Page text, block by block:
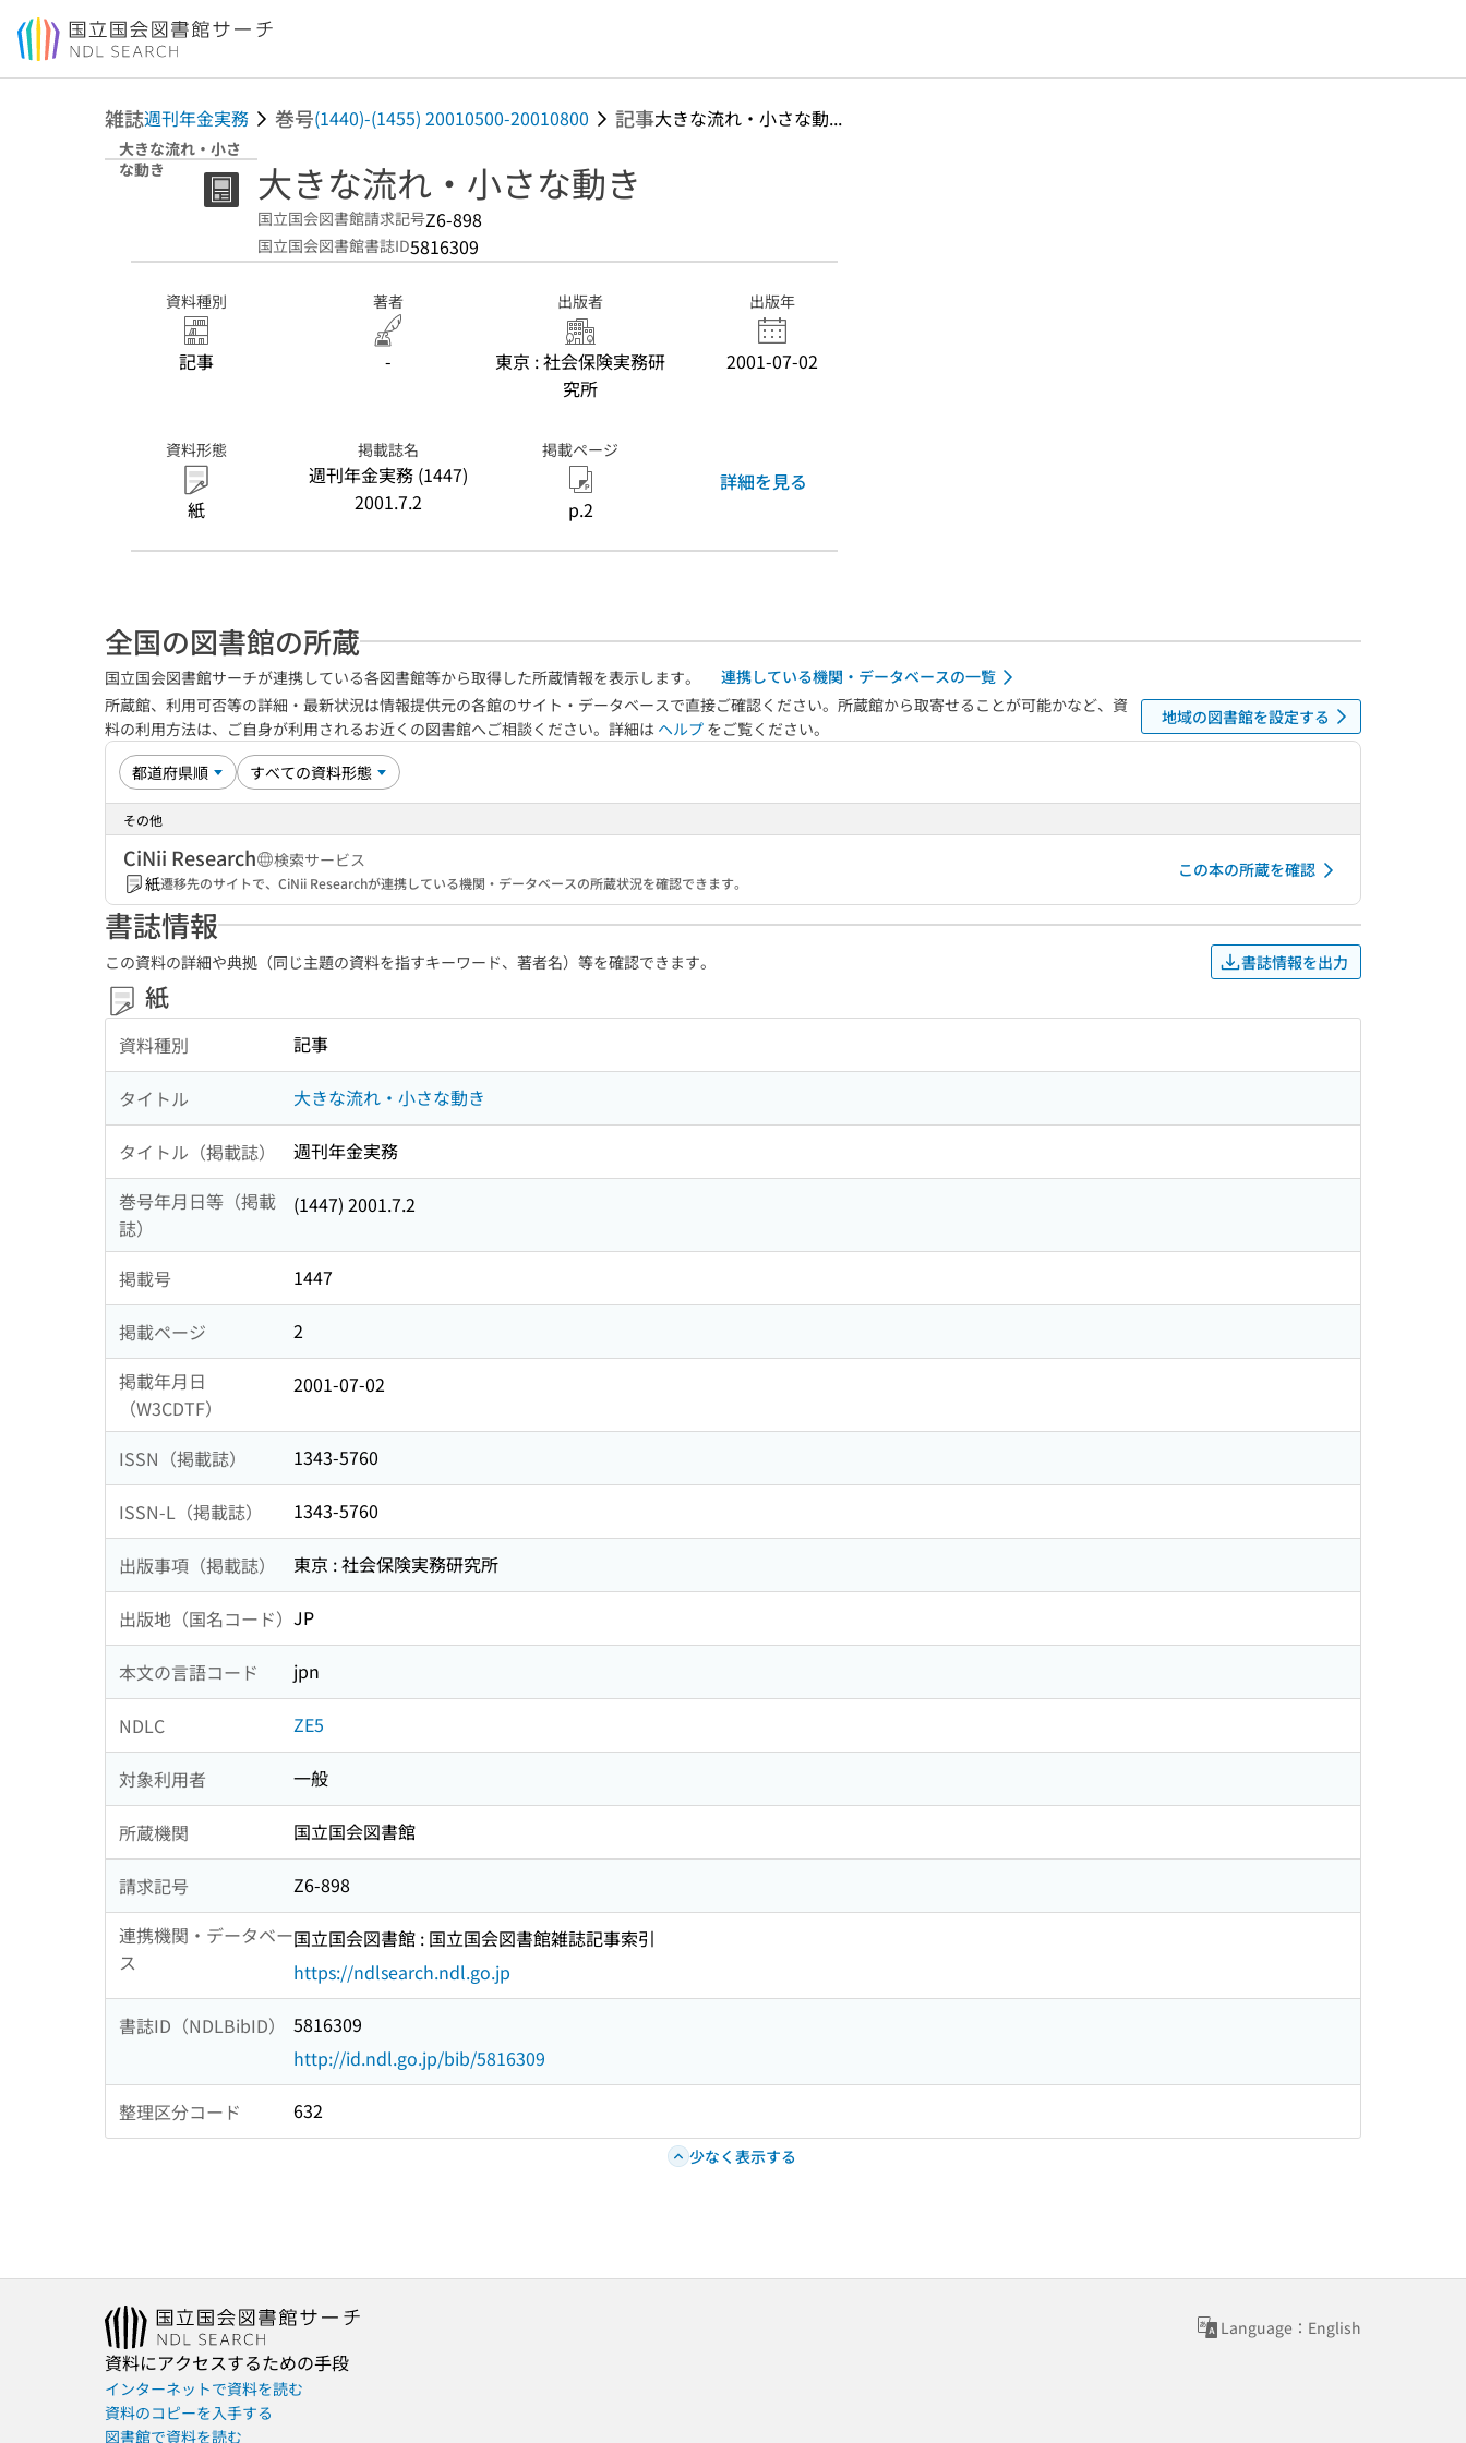
本文へ移動
雑誌週刊年金実務 巻号(1440)-(1455) 20010500-20010800 記事大きな流れ・小さな動...
大きな流れ・小さ
な動き
大きな流れ・小さな動き
国立国会図書館請求記号Z6-898
国立国会図書館書誌ID5816309
資料種別
記事
著者
-
出版者
東京 : 社会保険実務研
究所
出版年
2001-07-02
資料形態
紙
掲載誌名
週刊年金実務 (1447)
2001.7.2
掲載ページ
p.2
詳細を見る
全国の図書館の所蔵
国立国会図書館サーチが連携している各図書館等から取得した所蔵情報を表示します。
連携している機関・データベースの一覧
所蔵館、利用可否等の詳細・最新状況は情報提供元の各館のサイト・データベースで直接ご確認ください。所蔵館から取寄せることが可能かなど、資
料の利用方法は、ご自身が利用されるお近くの図書館へご相談ください。詳細は ヘルプ をご覧ください。
地域の図書館を設定する
その他
CiNii Research
検索サービス
紙遷移先のサイトで、CiNii Researchが連携している機関・データベースの所蔵状況を確認できます。
この本の所蔵を確認
書誌情報
この資料の詳細や典拠（同じ主題の資料を指すキーワード、著者名）等を確認できます。 書誌情報を出力
紙
資料種別 記事
タイトル 大きな流れ・小さな動き
タイトル（掲載誌）
週刊年金実務
巻号年月日等（掲載
誌）
(1447) 2001.7.2
掲載号 1447
掲載ページ
2
掲載年月日
（W3CDTF）
2001-07-02
ISSN（掲載誌） 1343-5760
ISSN-L（掲載誌） 1343-5760
出版事項（掲載誌） 東京 : 社会保険実務研究所
出版地（国名コード） JP
本文の言語コード jpn
NDLC ZE5
対象利用者 一般
所蔵機関 国立国会図書館
請求記号
Z6-898
連携機関・データベー
ス
国立国会図書館 : 国立国会図書館雑誌記事索引
https://ndlsearch.ndl.go.jp
書誌ID（NDLBibID）
5816309
http://id.ndl.go.jp/bib/5816309
整理区分コード 632
少なく表示する
Language：English
資料にアクセスするための手段
インターネットで資料を読む
資料のコピーを入手する
図書館で資料を読む